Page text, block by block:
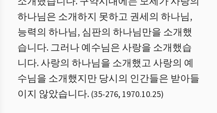
하나님은 소개하지 못하고 권세의 하나님,
능력의 하나님, 심판의 하나님만을 소개했
습니다. 그러나 예수님은 사랑을 소개했습
니다. 사랑의 하나님을 소개했고 사랑의 예
수님을 소개했지만 당시의 인간들은 받아들
이지 않았습니다. (35-276, 1970.10.25)